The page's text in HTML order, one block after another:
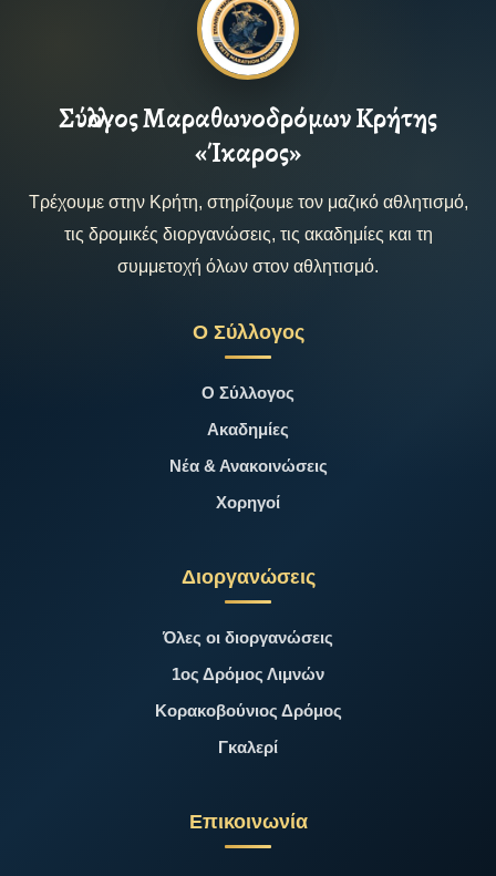
Σύλλογος Μαραθωνοδρόμων Κρήτης
«Ίκαρος»
Τρέχουμε στην Κρήτη, στηρίζουμε τον μαζικό αθλητισμό,
τις δρομικές διοργανώσεις, τις ακαδημίες και τη
συμμετοχή όλων στον αθλητισμό.
Ο Σύλλογος
Ο Σύλλογος
Ακαδημίες
Νέα & Ανακοινώσεις
Χορηγοί
Διοργανώσεις
Όλες οι διοργανώσεις
1ος Δρόμος Λιμνών
Κορακοβούνιος Δρόμος
Γκαλερί
Επικοινωνία